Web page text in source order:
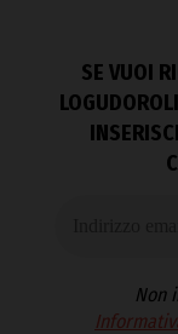
SE VUOI
Non